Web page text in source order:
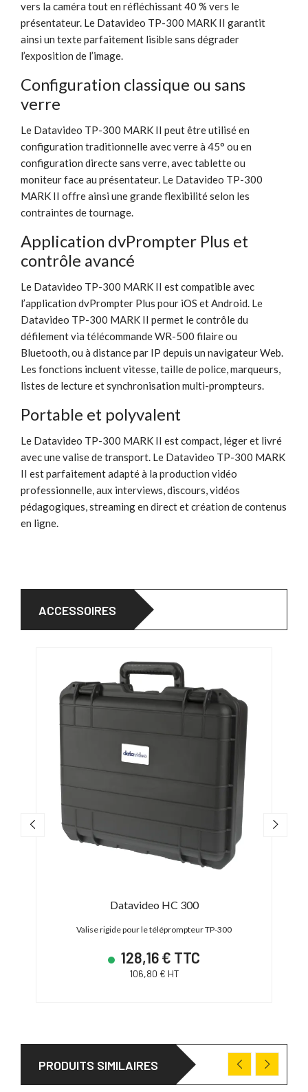
vers la caméra tout en réfléchissant 40 % vers le
présentateur. Le Datavideo TP-300 MARK II garantit
ainsi un texte parfaitement lisible sans dégrader
l’exposition de l’image.
Configuration classique ou sans
verre
Le Datavideo TP-300 MARK II peut être utilisé en
configuration traditionnelle avec verre à 45° ou en
configuration directe sans verre, avec tablette ou
moniteur face au présentateur. Le Datavideo TP-300
MARK II offre ainsi une grande flexibilité selon les
contraintes de tournage.
Application dvPrompter Plus et
contrôle avancé
Le Datavideo TP-300 MARK II est compatible avec
l’application dvPrompter Plus pour iOS et Android. Le
Datavideo TP-300 MARK II permet le contrôle du
défilement via télécommande WR-500 filaire ou
Bluetooth, ou à distance par IP depuis un navigateur Web.
Les fonctions incluent vitesse, taille de police, marqueurs,
listes de lecture et synchronisation multi-prompteurs.
Portable et polyvalent
Le Datavideo TP-300 MARK II est compact, léger et livré
avec une valise de transport. Le Datavideo TP-300 MARK
II est parfaitement adapté à la production vidéo
professionnelle, aux interviews, discours, vidéos
pédagogiques, streaming en direct et création de contenus
en ligne.
ACCESSOIRES
Datavideo HC 300
Valise rigide pour le téléprompteur TP-300
128,16 € TTC
106,80 € HT
PRODUITS SIMILAIRES